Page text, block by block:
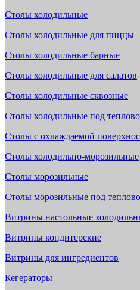
Столы холодильные
Столы холодильные для пиццы
Столы холодильные барные
Столы холодильные для салатов
Столы холодильные сквозные
Столы холодильные под
Столы с охлаждаемой
Столы холодильно-морозильные
Столы морозильные
Столы морозильные под
Витрины настольные
Витрины кондитерские
Витрины для ингредиентов
Кегераторы